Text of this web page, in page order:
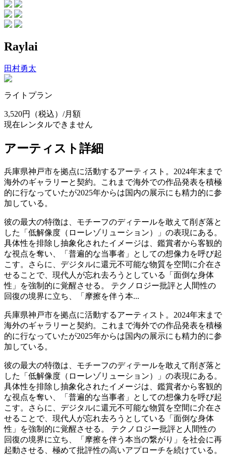
Raylai
田村勇太
ライトプラン
3,520円
（税込）/月額
現在レンタルできません
アーティスト詳細
兵庫県神戸市を拠点に活動するアーティスト。2024年末まで
海外のギャラリーと契約。これまで海外での作品発表を積極
的に行なっていたが2025年からは国内の展示にも精力的に参
加している。
彼の最大の特徴は、モチーフのディテールを敢えて削ぎ落と
した「低解像度（ローレゾリューション）」の表現にある。
具体性を排除し抽象化されたイメージは、鑑賞者から客観的
な視点を奪い、「普遍的な当事者」としての想像力を呼び起
こす。さらに、デジタルに還元不可能な物質を空間に介在さ
せることで、現代人が忘れ去ろうとしている「面倒な身体
性」を強制的に覚醒させる。 テクノロジー批評と人間性の
回復の境界に立ち、「摩擦を伴う本...
兵庫県神戸市を拠点に活動するアーティスト。2024年末まで
海外のギャラリーと契約。これまで海外での作品発表を積極
的に行なっていたが2025年からは国内の展示にも精力的に参
加している。
彼の最大の特徴は、モチーフのディテールを敢えて削ぎ落と
した「低解像度（ローレゾリューション）」の表現にある。
具体性を排除し抽象化されたイメージは、鑑賞者から客観的
な視点を奪い、「普遍的な当事者」としての想像力を呼び起
こす。さらに、デジタルに還元不可能な物質を空間に介在さ
せることで、現代人が忘れ去ろうとしている「面倒な身体
性」を強制的に覚醒させる。 テクノロジー批評と人間性の
回復の境界に立ち、「摩擦を伴う本当の繋がり」を社会に再
起動させる、極めて批評性の高いアプローチを続けている。